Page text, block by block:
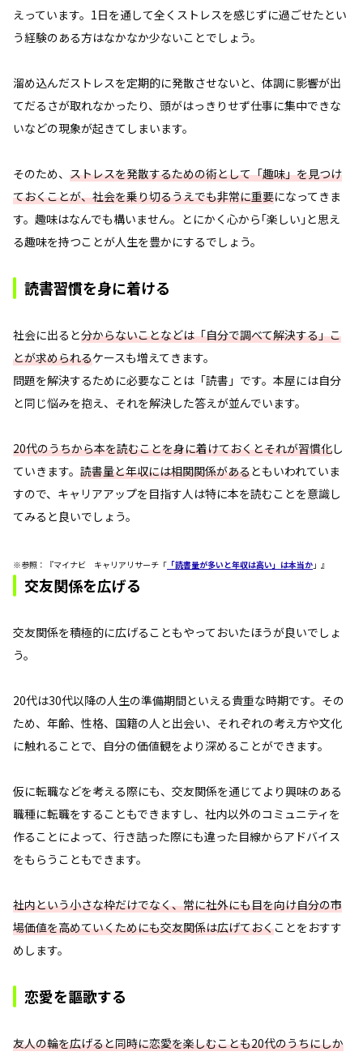
えっています。1日を通して全くストレスを感じずに過ごせたとい
う経験のある方はなかなか少ないことでしょう。
溜め込んだストレスを定期的に発散させないと、体調に影響が出
てだるさが取れなかったり、頭がはっきりせず仕事に集中できな
いなどの現象が起きてしまいます。
そのため、 ストレスを発散するための術として「趣味」を見つけ
ておくことが、社会を乗り切るうえでも非常に重要になってきま
す。趣味はなんでも構いません。とにかく心から｢楽しい｣と思え
る趣味を持つことが人生を豊かにするでしょう。
読書習慣を身に着ける
社会に出ると分からないことなどは「自分で調べて解決する」こ
とが求められるケースも増えてきます。
問題を解決するために必要なことは「読書」です。本屋には自分
と同じ悩みを抱え、それを解決した答えが並んでいます。
20代のうちから本を読むことを身に着けておくとそれが習慣化し
ていきます。 読書量と年収には相関関係があるともいわれていま
すので、キャリアアップを目指す人は特に本を読むことを意識し
てみると良いでしょう。
※参照：『マイナビ キャリアリサーチ「 「読書量が多いと年収は高い」は本当か 」』
交友関係を広げる
交友関係を積極的に広げることもやっておいたほうが良いでしょ
う。
20代は30代以降の人生の準備期間といえる貴重な時期です。その
ため、年齢、性格、国籍の人と出会い、それぞれの考え方や文化
に触れることで、自分の価値観をより深めることができます。
仮に転職などを考える際にも、交友関係を通じてより興味のある
職種に転職をすることもできますし、社内以外のコミュニティを
作ることによって、行き詰った際にも違った目線からアドバイス
をもらうこともできます。
社内という小さな枠だけでなく、常に社外にも目を向け自分の市
場価値を高めていくためにも交友関係は広げておくことをおすす
めします。
恋愛を謳歌する
友人の輪を広げると同時に恋愛を楽しむことも20代のうちにしか